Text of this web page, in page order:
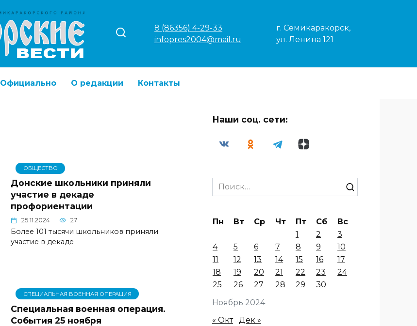
8 (86356) 4-29-33
infopres2004@mail.ru
г. Семикаракорск,
ул. Ленина 121
Официально О редакции Контакты
ОБЩЕСТВО
Донские школьники приняли
участие в декаде
профориентации
25.11.2024 27
Более 101 тысячи школьников приняли
участие в декаде
СПЕЦИАЛЬНАЯ ВОЕННАЯ ОПЕРАЦИЯ
Специальная военная операция.
События 25 ноября
Наши соц. сети:
Search
for:
Ноябрь 2024
Пн Вт Ср Чт Пт Сб
Вс
1
2
3
4
5 6 7 8 9
10
11
12 13 14 15 16
17
18
19 20 21 22 23
24
25
26 27 28 29 30
« Окт Дек »